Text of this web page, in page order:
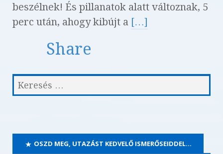
beszélnek! És pillanatok alatt változnak, 5
perc után, ahogy kibújt a […]
Share
OSZD MEG, UTAZÁST KEDVELŐ ISMERŐSEIDDEL…